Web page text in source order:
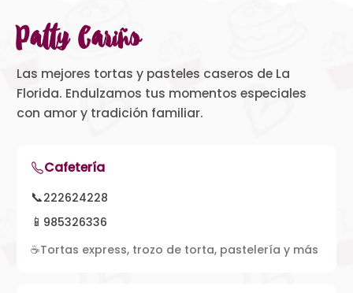
Patty Cariño
Las mejores tortas y pasteles caseros de La
Florida. Endulzamos tus momentos especiales
con amor y tradición familiar.
Cafetería
📞222624228
📱 985326336
☕Tortas express, trozo de torta, pastelería y más